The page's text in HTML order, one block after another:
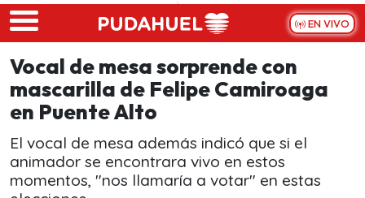
Skip to main content
EN VIVO
Vocal de mesa sorprende con
mascarilla de Felipe Camiroaga
en Puente Alto
El vocal de mesa además indicó que si el
animador se encontrara vivo en estos
momentos, "nos llamaría a votar" en estas